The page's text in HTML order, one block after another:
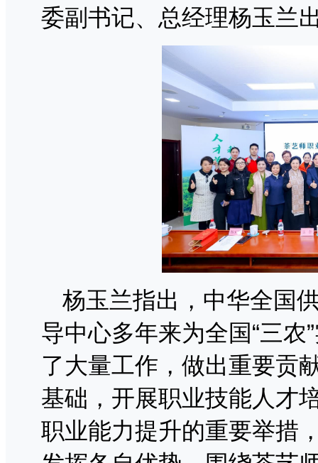
委副书记、总经理杨玉兰
杨玉兰指出，中华全国
导中心多年来为全国“三
了大量工作，做出重要贡
基础，开展职业技能人才
职业能力提升的重要举措